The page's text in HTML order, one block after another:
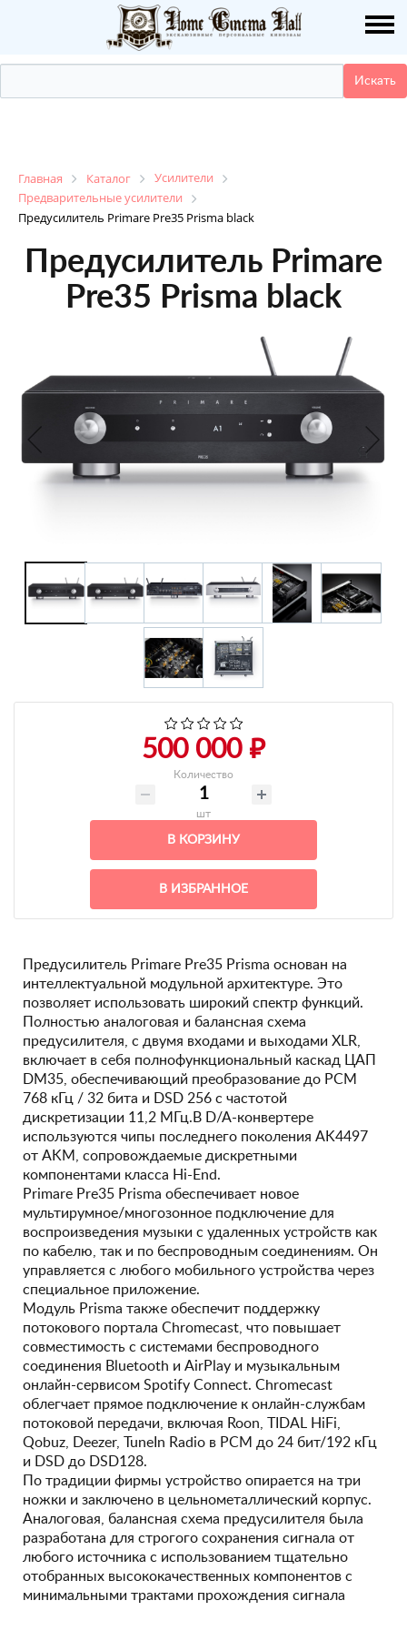
Главная Каталог
Усилители
Предварительные усилители
Предусилитель Primare Pre35 Prisma black
О НАС
КАТАЛОГ
НАШИ РАБОТЫ
ДЕМО ЗАЛ
+7 495-951-3751
+7 495-951-3646
Ежедневно 10:00-20:00
Предусилитель Primare
Pre35 Prisma black
500 000 ₽
Количество
шт
В КОРЗИНУ
В ИЗБРАННОЕ
Предусилитель Primare Pre35 Prisma основан на
интеллектуальной модульной архитектуре. Это
позволяет использовать широкий спектр функций.
Полностью аналоговая и балансная схема
предусилителя, с двумя входами и выходами XLR,
включает в себя полнофункциональный каскад ЦАП
DM35, обеспечивающий преобразование до PCM
768 кГц / 32 бита и DSD 256 с частотой
дискретизации 11,2 МГц.В D/A-конвертере
используются чипы последнего поколения AK4497
от AKM, сопровождаемые дискретными
компонентами класса Hi-End.
Primare Pre35 Prisma обеспечивает новое
мультирумное/многозонное подключение для
воспроизведения музыки с удаленных устройств как
по кабелю, так и по беспроводным соединениям. Он
управляется с любого мобильного устройства через
специальное приложение.
Модуль Prisma также обеспечит поддержку
потокового портала Chromecast, что повышает
совместимость с системами беспроводного
соединения Bluetooth и AirPlay и музыкальным
онлайн-сервисом Spotify Connect. Chromecast
облегчает прямое подключение к онлайн-службам
потоковой передачи, включая Roon, TIDAL HiFi,
Qobuz, Deezer, TuneIn Radio в PCM до 24 бит/192 кГц
и DSD до DSD128.
По традиции фирмы устройство опирается на три
ножки и заключено в цельнометаллический корпус.
Аналоговая, балансная схема предусилителя была
разработана для строгого сохранения сигнала от
любого источника с использованием тщательно
отобранных высококачественных компонентов с
минимальными трактами прохождения сигнала